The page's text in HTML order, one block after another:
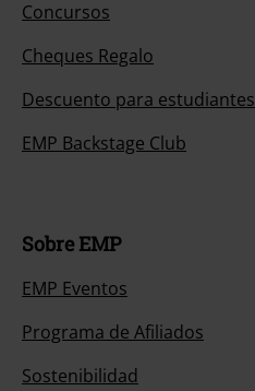
Concursos
Cheques Regalo
Descuento para estudiantes
EMP Backstage Club
Sobre EMP
EMP Eventos
Programa de Afiliados
Sostenibilidad